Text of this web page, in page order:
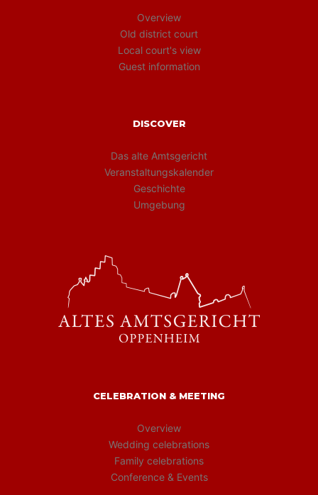
Overview
Old district court
Local court's view
Guest information
DISCOVER
Das alte Amtsgericht
Veranstaltungskalender
Geschichte
Umgebung
CELEBRATION & MEETING
Overview
Wedding celebrations
Family celebrations
Conference & Events